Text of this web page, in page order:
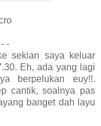
-
sekian saya keluar
Eh, ada yang lagi
berpelukan euy!!.
cantik, soalnya pas
banget dah layu